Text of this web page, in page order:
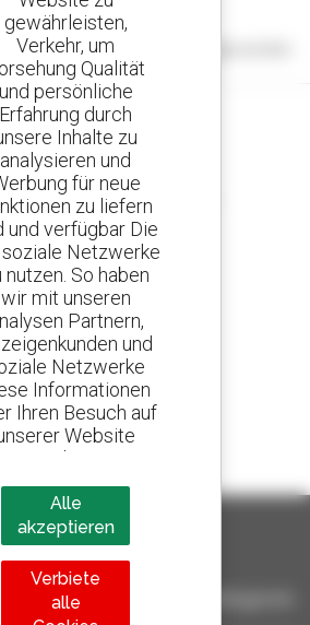
erstellen
keine Ergebnisse angezeigt werden.
Ihre Benachrichtigungen
Anzeigen für Gebrauchtmaterial
vertragshändler
Manitou weltweit
4 Teleskopladern
verkauft, ist ein Manitou
– gebrauchte Materialhandlinggeräte:
Hubarbeitsbühnen
gewährleisten,
Verkehr, um
Qualität
und persönliche
Erfahrung durch
Inhalte zu
analysieren und
für neue
zu liefern
und verfügbar Die
soziale Netzwerke
nutzen. So haben
wir mit unseren
Partnern,
und
Netzwerke
Informationen
Ihren Besuch auf
Website
teilen.
Alle
akzeptieren
Verbiete
alle